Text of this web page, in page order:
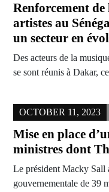
Renforcement
artistes au
un secteur en
Des acteurs de la
se sont réunis à Dakar,
OCTOBER 11, 2023
Mise en place
ministres dont
Le président Macky Sall
gouvernementale de 39